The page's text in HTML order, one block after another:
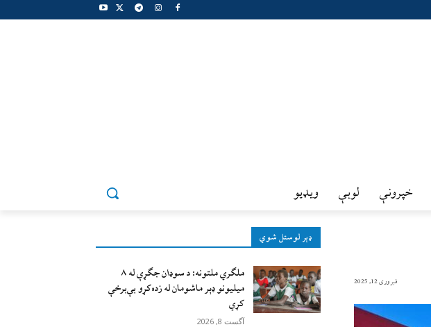
خپرونې لوبې ويډيو
ډېر لوستل شوي
ملګري ملتونه: د سوډان جګړې له ۸
میلیونو ډېر ماشومان له زده‌کړو بې‌برخې
کړي
آگست 8, 2026
فبروری 12, 2025